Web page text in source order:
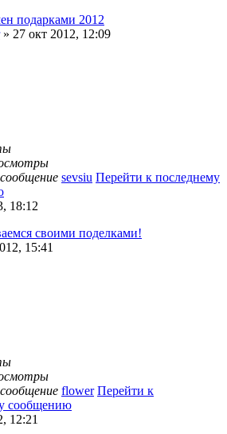
подарками 2012
» 27 окт 2012, 12:09
sevsiu Перейти к последнему
18:12
своими поделками!
15:41
flower Перейти к
сообщению
12:21